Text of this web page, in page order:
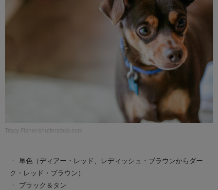
Tracy Fisher/shutterstock.com
単色（ディアー・レッド、レディッシュ・ブラウンからダー
ク・レッド・ブラウン）
ブラック＆タン